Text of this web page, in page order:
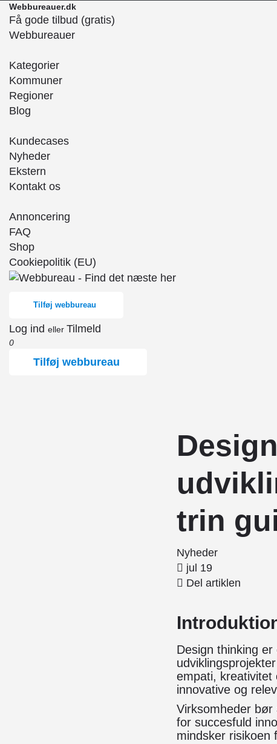
Webbureauer.dk
Få gode tilbud (gratis)
Webbureauer
Kategorier
Kommuner
Regioner
Blog
Kundecases
Nyheder
Ekstern
Kontakt os
Annoncering
FAQ
Shop
Cookiepolitik (EU)
Tilføj webbureau
Log ind eller Tilmeld
0
Tilføj webbureau
trin
Nyheder
jul 19
Del artiklen
Design thinking
empati, kreativitet
innovative og
Virksomheder
for succesfuld
mindsker